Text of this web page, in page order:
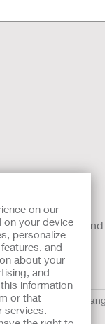
on our
on your device
personalize
and
about your
and
information
or that
services.
werden, sind